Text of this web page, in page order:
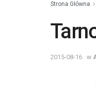
Strona Główna
2015-08-16 w